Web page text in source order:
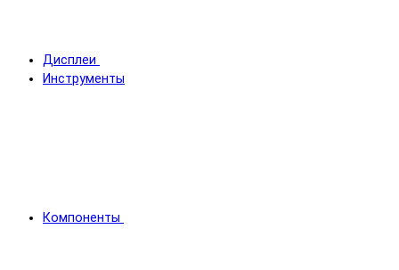
Дисплеи
Инструменты
Компоненты